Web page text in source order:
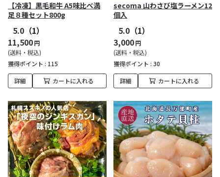
【冷凍】黒毛和牛 A5味比べ満
足８種セット800g
5.0 （1）
11,500円
(送料・税込)
獲得ポイント : 115
詳細 カートに入れる
secoma 山わさび塩ラーメン12
個入
5.0 （1）
3,000円
(送料・税込)
獲得ポイント : 30
詳細 カートに入れる